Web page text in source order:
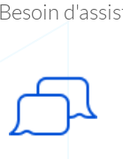
Besoin